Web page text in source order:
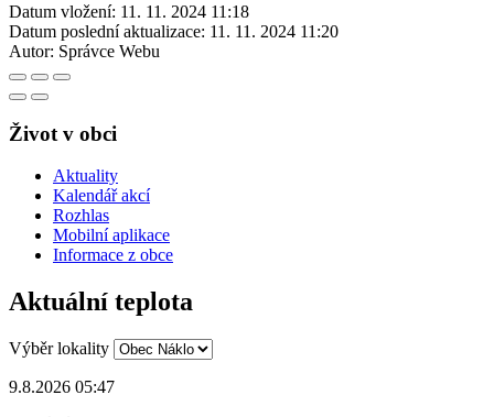
Datum vložení: 11. 11. 2024 11:18
Datum poslední aktualizace: 11. 11. 2024 11:20
Autor: Správce Webu
Život v obci
Aktuality
Kalendář akcí
Rozhlas
Mobilní aplikace
Informace z obce
Aktuální teplota
Výběr lokality
9.8.2026 05:47